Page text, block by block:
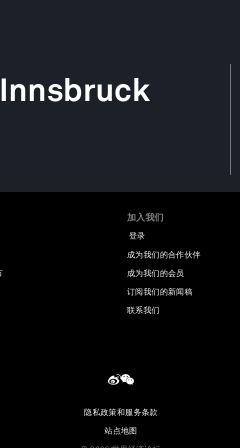
加入我们
登录
成为我们的合作伙伴
成为我们的会员
订阅我们的新闻稿
联系我们
隐私政策和服务条款
站点地图